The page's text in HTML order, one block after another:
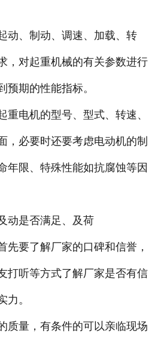
联系我们
动、制动、调速、加载、转
，对起重机械的有关参数进行
预期的性能指标。
重电机的型号、型式、转速、
，必要时还要考虑电动机的制
年限、特殊性能如抗腐蚀等因
动是否满足、及荷
先要了解厂家的口碑和信誉，
打听等方式了解厂家是否有信
力。
质量，有条件的可以亲临现场